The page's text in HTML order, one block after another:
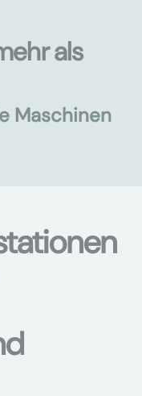
als
Maschinen